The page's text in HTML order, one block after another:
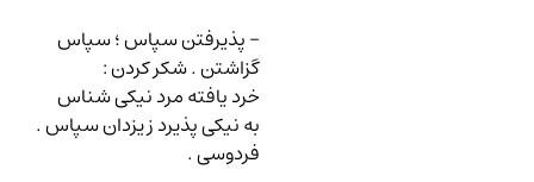
-پذیرفتن سپاس؛ سپاس
گزاشتن . شکر کردن:
خرد یافته مرد نیکی شناس
به نیکی پذیرد ز یزدان سپاس .
فردوسی .